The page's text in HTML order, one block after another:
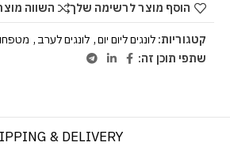
הוסף מוצר לרשימה שלך השווה
קטגוריות: לונגים ליום יום, לונגים לערב ,
שתפי תוכן זה:
& DELIVERY